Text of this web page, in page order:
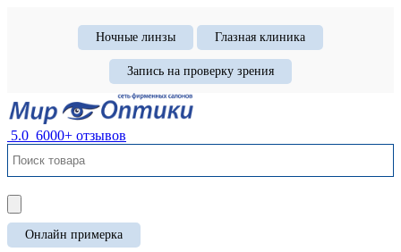
Ночные линзы Глазная клиника
Запись на проверку зрения
5.0 6000+ отзывов
Онлайн примерка